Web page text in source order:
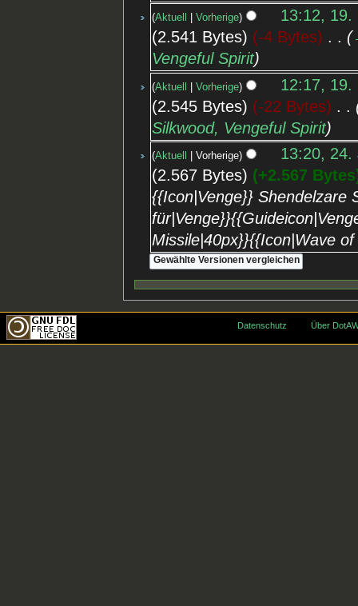
Aktuell Vorherige
13:12, 19.
2.541 Bytes
-4 Bytes
Vengeful Spirit
Aktuell Vorherige
12:17, 19.
2.545 Bytes
-22 Bytes
Silkwood, Vengeful Spirit
Aktuell Vorherige
13:20, 24.
2.567 Bytes
+2.567 Bytes
{{Icon|Venge}} Shendelzare
Missile|40px}}{{Icon|Wave
Datenschutz Über